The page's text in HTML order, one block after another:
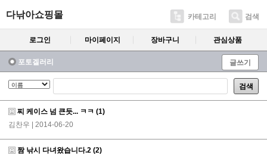
다낚아쇼핑몰 카테고리 검색
로그인 마이페이지 장바구니 관심상품
포토겔러리 글쓰기
검색
찌 케이스 넘 큰듯... ㅋㅋ (1)
김찬우 | 2014-06-20
짬 낚시 다녀왔습니다.2 (2)